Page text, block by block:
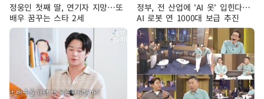
정웅인 첫째 딸, 연기자 지망…또
배우 꿈꾸는 스타 2세
정부, 전 산업에 'AI 옷' 입힌다…
AI 로봇 연 1000대 보급 추진